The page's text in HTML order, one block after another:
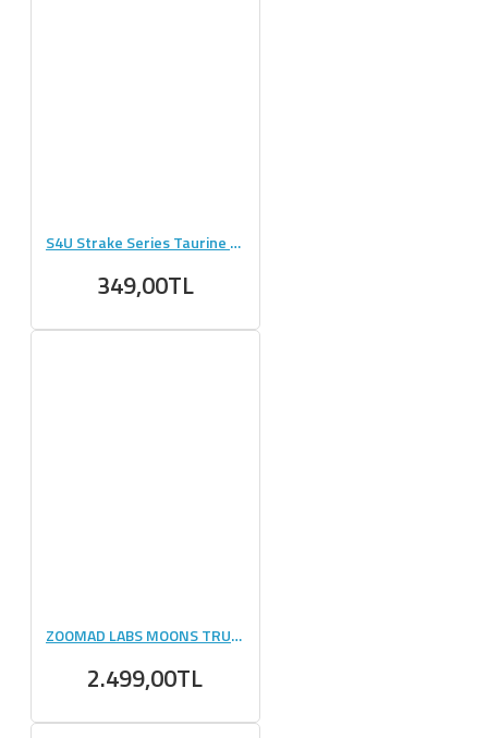
S4U Strake Series Taurine 300g Saf Taurin 100 Servis
349,00TL
ZOOMAD LABS MOONS TRUCK || - 510 GR
2.499,00TL